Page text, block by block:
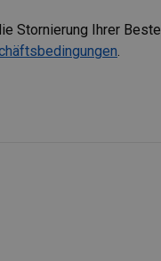
Stornierung Ihrer
.